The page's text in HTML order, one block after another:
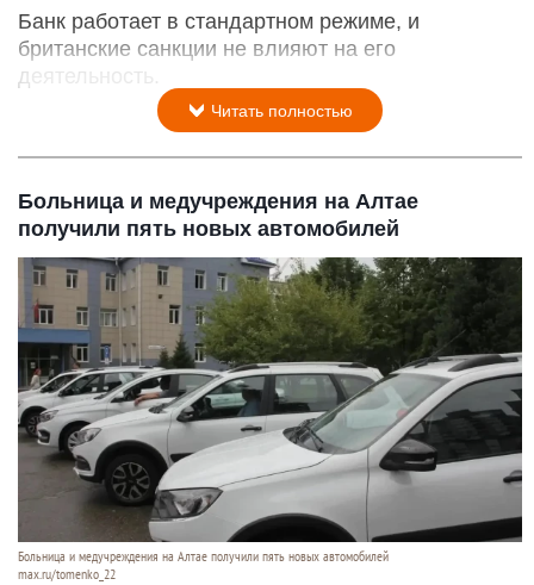
Банк работает в стандартном режиме, и
британские санкции не влияют на его
деятельность.
Читать полностью
Больница и медучреждения на Алтае
получили пять новых автомобилей
Больница и медучреждения на Алтае получили пять новых автомобилей
max.ru/tomenko_22